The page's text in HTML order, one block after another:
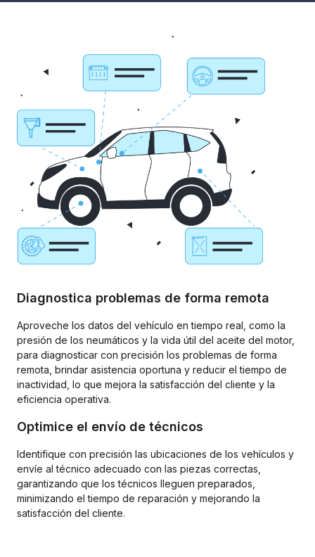
Diagnostica problemas de forma remota
Aproveche los datos del vehículo en tiempo real, como la
presión de los neumáticos y la vida útil del aceite del motor,
para diagnosticar con precisión los problemas de forma
remota, brindar asistencia oportuna y reducir el tiempo de
inactividad, lo que mejora la satisfacción del cliente y la
eficiencia operativa.
Optimice el envío de técnicos
Identifique con precisión las ubicaciones de los vehículos y
envíe al técnico adecuado con las piezas correctas,
garantizando que los técnicos lleguen preparados,
minimizando el tiempo de reparación y mejorando la
satisfacción del cliente.